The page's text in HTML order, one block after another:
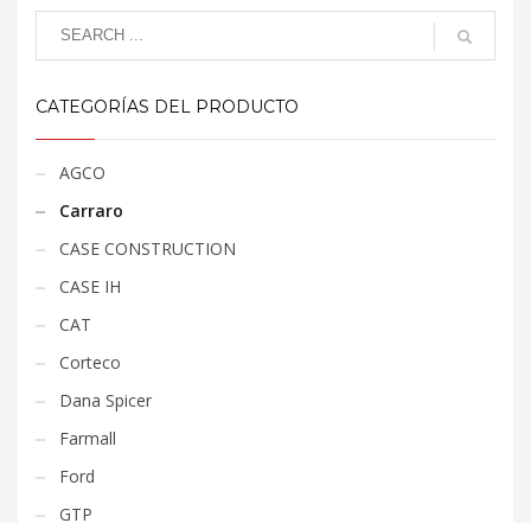
CATEGORÍAS DEL PRODUCTO
AGCO
Carraro
CASE CONSTRUCTION
CASE IH
CAT
Corteco
Dana Spicer
Farmall
Ford
GTP